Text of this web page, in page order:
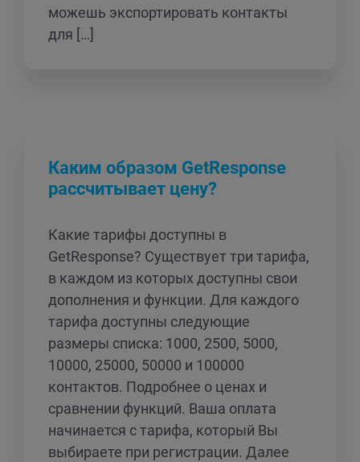
можешь экспортировать контакты
для […]
Каким образом GetResponse
рассчитывает цену?
Какие тарифы доступны в
GetResponse? Существует три тарифа,
в каждом из которых доступны свои
дополнения и функции. Для каждого
тарифа доступны следующие
размеры списка: 1000, 2500, 5000,
10000, 25000, 50000 и 100000
контактов. Подробнее о ценах и
сравнении функций. Ваша оплата
начинается с тарифа, который Вы
выбираете при регистрации. Далее